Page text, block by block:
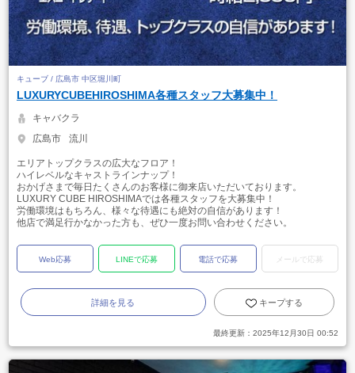
キューブ / 広島市 中区堀川町
LUXURYCUBEHIROSHIMA各種スタッフ大募集中！
キャバクラ
広島市
流川
エリアトップクラスの広大なフロア！
ハイレベルなキャストラインナップ！
おかげさまで毎日たくさんのお客様に御来店いただいております。
LUXURY CUBE HIROSHIMAでは各種スタッフを大募集中！
労働環境はもちろん、様々な待遇にも絶対の自信があります！
他店で満足行かなかった方も、ぜひ一度お問い合わせください。
Web応募 LINEで応募 電話で応募 メールで応募
詳細を見る キープする
最終更新： 2025年12月30日 00:52